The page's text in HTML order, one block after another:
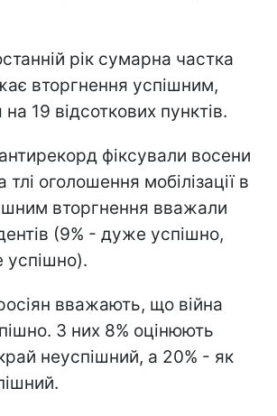
рік сумарна частка
вторгнення успішним,
19 відсоткових пунктів.
фіксували восени
оголошення мобілізації в
вторгнення вважали
(9% - дуже успішно,
вважають, що війна
З них 8% оцінюють
неуспішний, а 20% - як